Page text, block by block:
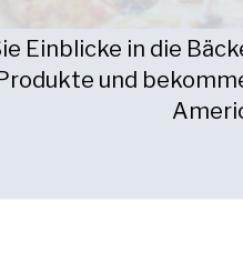
Antihaftbeschichtung
Aufarbeitungsservice
Weitere Lösungen
Einblicke in die
und
BITTE FÜLLEN
FORMULAR AUS,
KOSTENLOSE